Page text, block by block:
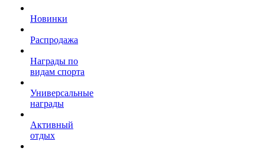
Новинки
Распродажа
Награды по
видам спорта
Универсальные
награды
Активный
отдых